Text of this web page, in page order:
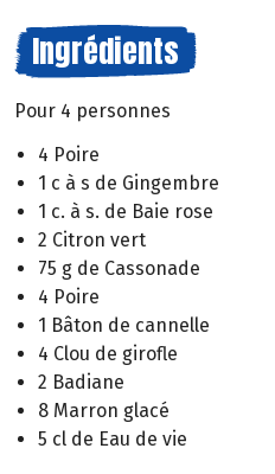
Ingrédients
Pour 4 personnes
4 Poire
1 c à s de Gingembre
1 c. à s. de Baie rose
2 Citron vert
75 g de Cassonade
4 Poire
1 Bâton de cannelle
4 Clou de girofle
2 Badiane
8 Marron glacé
5 cl de Eau de vie